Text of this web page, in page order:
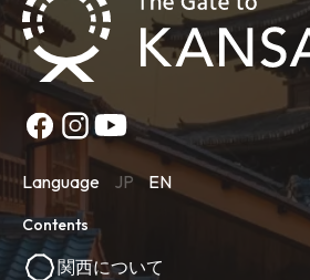
Language JP EN
Contents
関西について